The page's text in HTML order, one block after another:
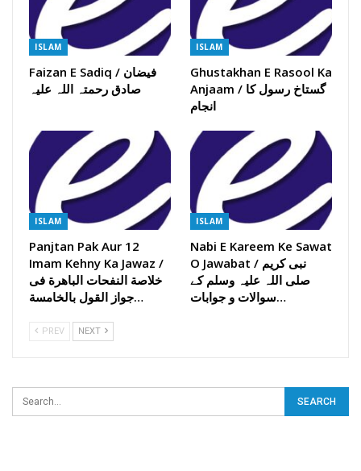
ISLAM
Faizan E Sadiq / فیضان
صادق رحمتہ اللہ علیہ
ISLAM
Ghustakhan E Rasool Ka
Anjaam / گستاخ رسول کا
انجام
ISLAM
Panjtan Pak Aur 12
Imam Kehny Ka Jawaz /
خلاصة النفحات الباھرة فی
جواز القول بالخامسة…
ISLAM
Nabi E Kareem Ke Sawat
O Jawabat / نبی کریم
صلی اللہ علیہ وسلم کے
سوالات و جوابات…
PREV NEXT